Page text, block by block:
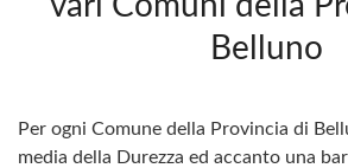
Belluno
Per ogni Comune della Provincia di
media della Durezza ed accanto una